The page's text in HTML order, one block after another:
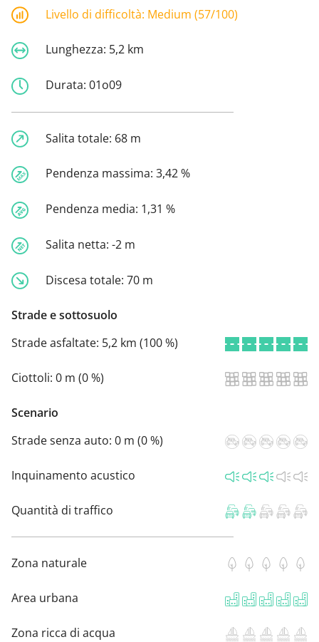
Livello di difficoltà: Medium (57/100)
Lunghezza: 5,2 km
Durata: 01o09
Salita totale: 68 m
Pendenza massima: 3,42 %
Pendenza media: 1,31 %
Salita netta: -2 m
Discesa totale: 70 m
Strade e sottosuolo
Strade asfaltate: 5,2 km (100 %)
Ciottoli: 0 m (0 %)
Scenario
Strade senza auto: 0 m (0 %)
Inquinamento acustico
Quantità di traffico
Zona naturale
Area urbana
Zona ricca di acqua